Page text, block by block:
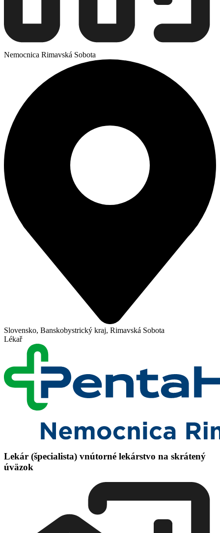
Nemocnica Rimavská Sobota
Slovensko, Banskobystrický kraj, Rimavská Sobota
Lékař
Lekár (špecialista) vnútorné lekárstvo na skrátený
úväzok